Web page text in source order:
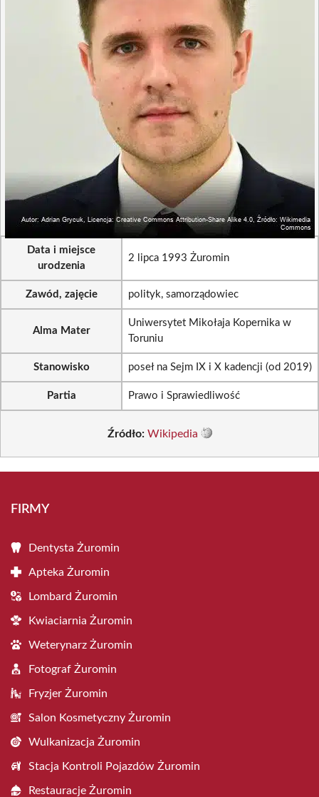
Data i miejsce
urodzenia
2 lipca 1993 Żuromin
Zawód, zajęcie polityk, samorządowiec
Alma Mater
Uniwersytet Mikołaja Kopernika w
Toruniu
Stanowisko poseł na Sejm IX i X kadencji (od 2019)
Partia Prawo i Sprawiedliwość
Źródło: Wikipedia
FIRMY
Dentysta Żuromin
Apteka Żuromin
Lombard Żuromin
Kwiaciarnia Żuromin
Weterynarz Żuromin
Fotograf Żuromin
Fryzjer Żuromin
Salon Kosmetyczny Żuromin
Wulkanizacja Żuromin
Stacja Kontroli Pojazdów Żuromin
Restauracje Żuromin